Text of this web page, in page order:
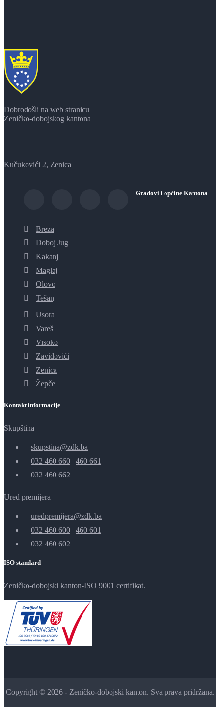
Dobrodošli na web stranicu
Zeničko-dobojskog kantona
Kučukovići 2, Zenica
Gradovi i općine Kantona
Breza
Doboj Jug
Kakanj
Maglaj
Olovo
Tešanj
Usora
Vareš
Visoko
Zavidovići
Zenica
Žepče
Kontakt informacije
Skupština
skupstina@zdk.ba
032 460 660 | 460 661
032 460 662
Ured premijera
uredpremijera@zdk.ba
032 460 600 | 460 601
032 460 602
ISO standard
Zeničko-dobojski kanton-ISO 9001 certifikat.
Copyright © 2026 - Zeničko-dobojski kanton. Sva prava pridržana.